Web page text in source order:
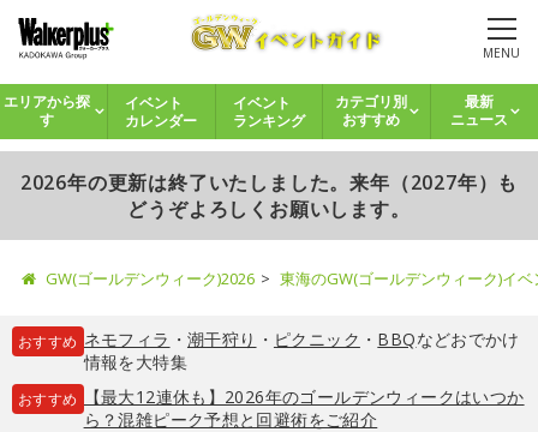
MENU
エリアから探
す
イベント
カレンダー
イベント
ランキング
カテゴリ別
おすすめ
最新
ニュース
2026年の更新は終了いたしました。来年（2027年）も
どうぞよろしくお願いします。
GW(ゴールデンウィーク)2026 東海のGW(ゴールデンウィーク)イ
おすすめ ネモフィラ ・ 潮干狩り ・ ピクニック ・ BBQなどおでかけ
情報を大特集
おすすめ
【最大12連休も】2026年のゴールデンウィークはいつか
ら？混雑ピーク予想と回避術をご紹介